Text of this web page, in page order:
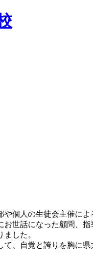
個人の生徒会主催によ
世話になった顧問、
した。
、自覚と誇りを胸に県